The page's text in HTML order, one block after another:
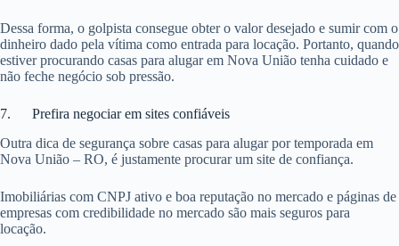
Dessa forma, o golpista consegue obter o valor desejado e sumir com o
dinheiro dado pela vítima como entrada para locação. Portanto, quando
estiver procurando casas para alugar em Nova União tenha cuidado e
não feche negócio sob pressão.
7. Prefira negociar em sites confiáveis
Outra dica de segurança sobre casas para alugar por temporada em
Nova União – RO, é justamente procurar um site de confiança.
Imobiliárias com CNPJ ativo e boa reputação no mercado e páginas de
empresas com credibilidade no mercado são mais seguros para
locação.